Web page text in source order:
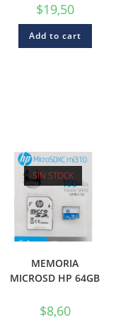
$19,50
Add to cart
SIN STOCK
MEMORIA
MICROSD HP 64GB
$8,60